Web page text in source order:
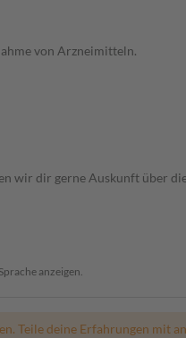
von Arzneimitteln.
wir dir gerne Auskunft über
anzeigen.
Teile deine Erfahrungen mit